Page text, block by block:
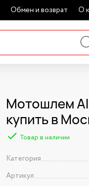
Обмен и возврат О
Мотошлем
купить в
Товар в наличии
Категория
Артикул